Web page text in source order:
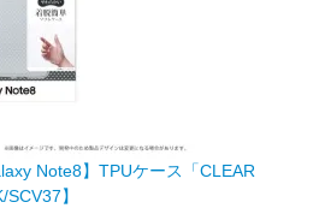
Note8】TPUケース「CLEAR
】